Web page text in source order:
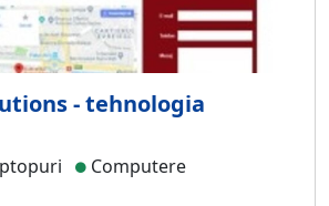
- tehnologia
Computere